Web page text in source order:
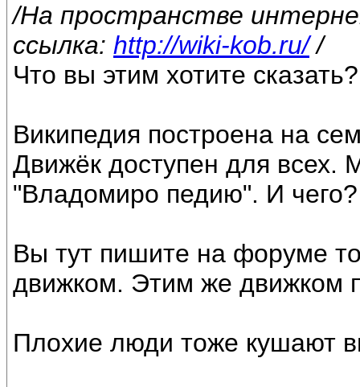
/На пространстве
ссылка: http://wiki-kob.ru//
Что вы этим хотите сказать?
Википедия построена на
Движёк доступен для всех.
"Владомиро педию". И чего?
Вы тут пишите на форуме
движком. Этим же движком
Плохие люди тоже кушают